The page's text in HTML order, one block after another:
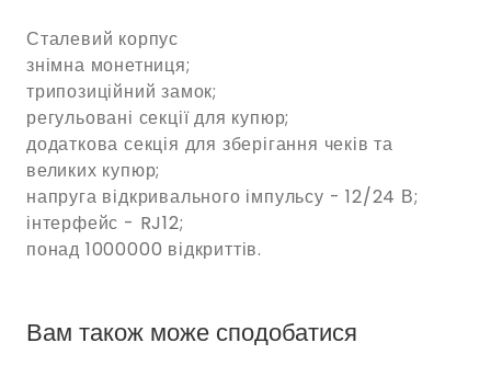
Сталевий корпус
знімна монетниця;
трипозиційний замок;
регульовані секції для купюр;
додаткова секція для зберігання чеків та
великих купюр;
напруга відкривального імпульсу - 12/24 В;
інтерфейс - RJ12;
понад 1000000 відкриттів.
Вам також може сподобатися